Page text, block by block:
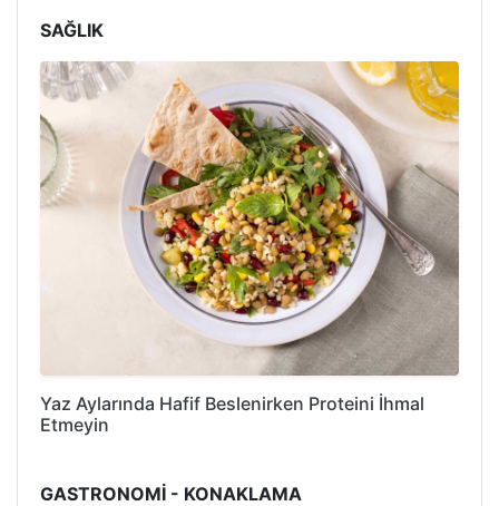
SAĞLIK
Yaz Aylarında Hafif Beslenirken Proteini İhmal
Etmeyin
GASTRONOMİ - KONAKLAMA